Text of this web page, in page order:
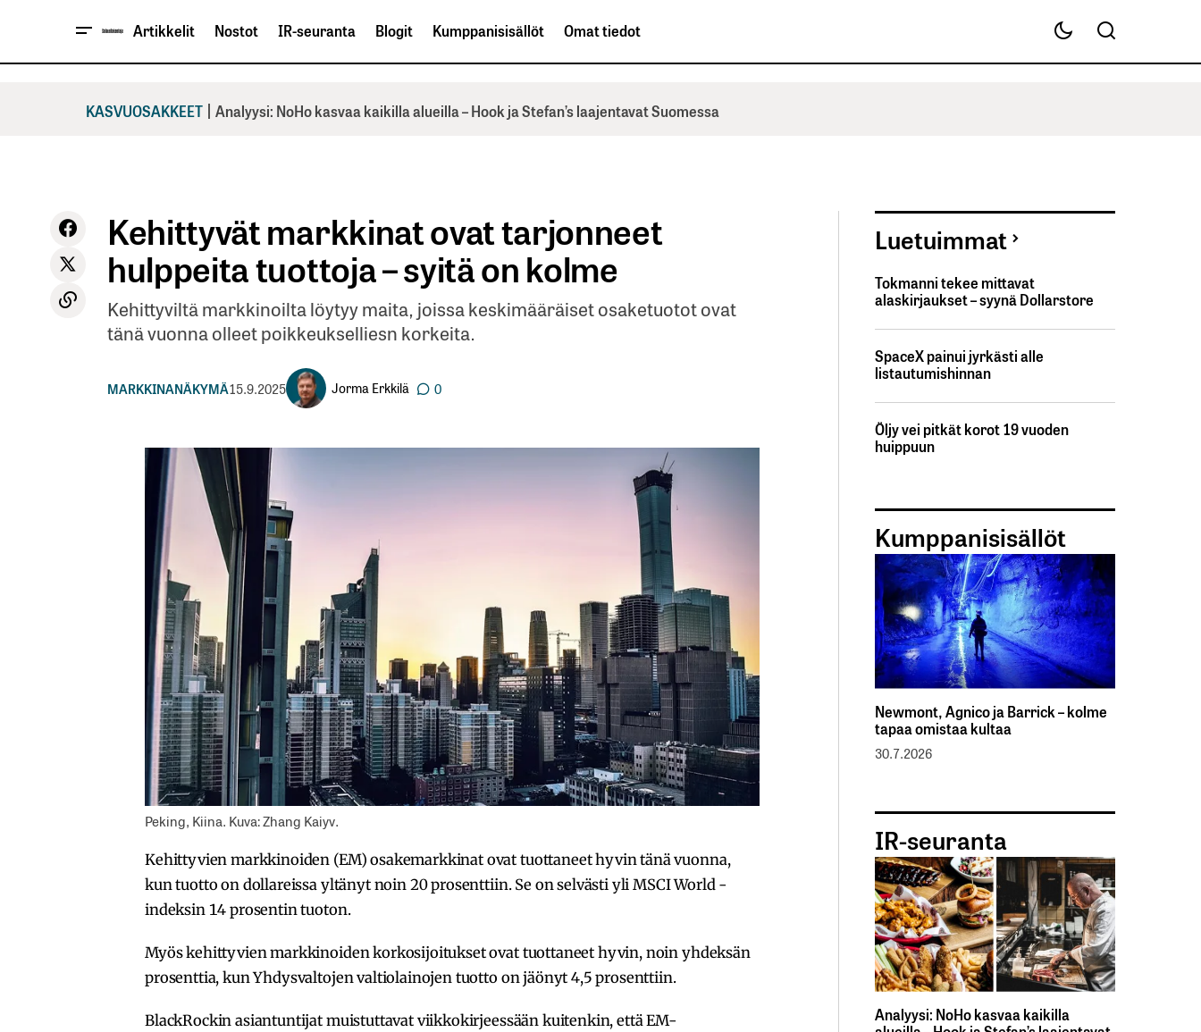
Artikkelit Nostot IR-seuranta Blogit Kumppanisisällöt Omat tiedot
KASVUOSAKKEET | Analyysi: NoHo kasvaa kaikilla alueilla – Hook ja Stefan’s laajentavat Suomessa
Kehittyvät markkinat ovat tarjonneet
hulppeita tuottoja – syitä on kolme
Kehittyviltä markkinoilta löytyy maita, joissa keskimääräiset osaketuotot ovat
tänä vuonna olleet poikkeukselliesn korkeita.
MARKKINANÄKYMÄ15.9.2025 Jorma Erkkilä 0
Peking, Kiina. Kuva: Zhang Kaiyv.
Kehittyvien markkinoiden (EM) osakemarkkinat ovat tuottaneet hyvin tänä vuonna,
kun tuotto on dollareissa yltänyt noin 20 prosenttiin. Se on selvästi yli MSCI World -
indeksin 14 prosentin tuoton.
Myös kehittyvien markkinoiden korkosijoitukset ovat tuottaneet hyvin, noin yhdeksän
prosenttia, kun Yhdysvaltojen valtiolainojen tuotto on jäönyt 4,5 prosenttiin.
BlackRockin asiantuntijat muistuttavat viikkokirjeessään kuitenkin, että EM-
Luetuimmat
Tokmanni tekee mittavat
alaskirjaukset – syynä Dollarstore
SpaceX painui jyrkästi alle
listautumishinnan
Öljy vei pitkät korot 19 vuoden
huippuun
Kumppanisisällöt
Newmont, Agnico ja Barrick – kolme
tapaa omistaa kultaa
30.7.2026
IR-seuranta
Analyysi: NoHo kasvaa kaikilla